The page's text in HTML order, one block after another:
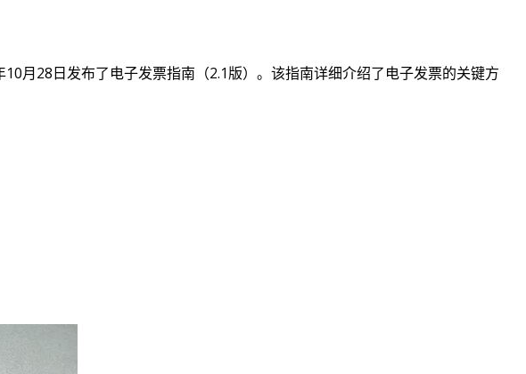
月28日发布了电子发票指南（2.1版）。该指南详细介绍了电子发票的关键方